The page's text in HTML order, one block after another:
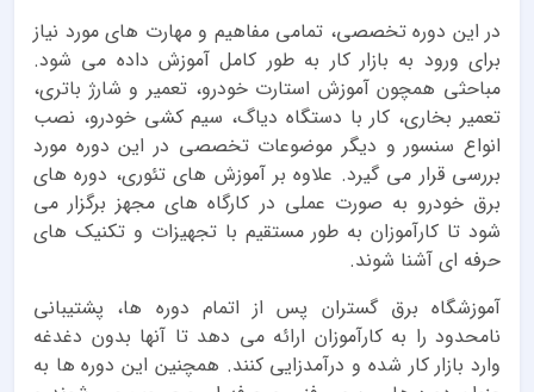
در این دوره تخصصی، تمامی مفاهیم و مهارت های مورد نیاز
برای ورود به بازار کار به طور کامل آموزش داده می شود.
مباحثی همچون آموزش استارت خودرو، تعمیر و شارژ باتری،
تعمیر بخاری، کار با دستگاه دیاگ، سیم کشی خودرو، نصب
انواع سنسور و دیگر موضوعات تخصصی در این دوره مورد
بررسی قرار می گیرد. علاوه بر آموزش های تئوری، دوره های
برق خودرو به صورت عملی در کارگاه های مجهز برگزار می
شود تا کارآموزان به طور مستقیم با تجهیزات و تکنیک های
حرفه ای آشنا شوند.
آموزشگاه برق گستران پس از اتمام دوره ها، پشتیبانی
نامحدود را به کارآموزان ارائه می دهد تا آنها بدون دغدغه
وارد بازار کار شده و درآمدزایی کنند. همچنین این دوره ها به